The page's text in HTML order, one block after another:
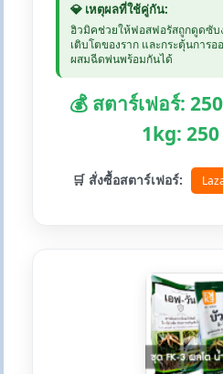
💎 เหตุผลที่ใช้คู่กัน:
ฮิวมิคช่วยให้ฟอสฟอรัสถูกดูดซับ
เติบโตของราก และกระตุ้นการ
ผสมฉีดพ่นพร้อมกันได้
💰 สตาร์เฟอร์:
1kg:
🛒 สั่งซื้อสตาร์เฟอร์: